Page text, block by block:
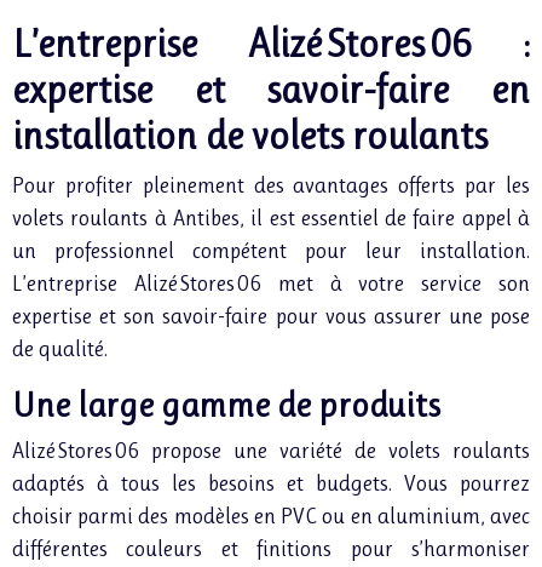
L’entreprise Alizé Stores 06 :
expertise et savoir-faire en
installation de volets roulants
Pour profiter pleinement des avantages offerts par les
volets roulants à Antibes, il est essentiel de faire appel à
un professionnel compétent pour leur installation.
L’entreprise Alizé Stores 06 met à votre service son
expertise et son savoir-faire pour vous assurer une pose
de qualité.
Une large gamme de produits
Alizé Stores 06 propose une variété de volets roulants
adaptés à tous les besoins et budgets. Vous pourrez
choisir parmi des modèles en PVC ou en aluminium, avec
différentes couleurs et finitions pour s’harmoniser